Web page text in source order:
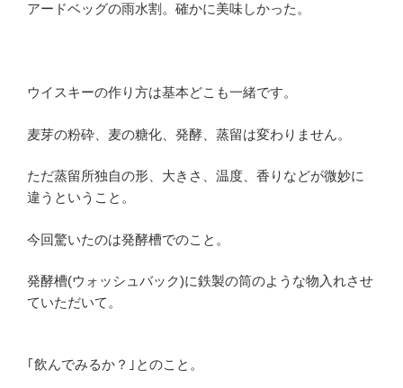
アードベッグの雨水割。確かに美味しかった。
ウイスキーの作り方は基本どこも一緒です。
麦芽の粉砕、麦の糖化、発酵、蒸留は変わりません。
ただ蒸留所独自の形、大きさ、温度、香りなどが微妙に
違うということ。
今回驚いたのは発酵槽でのこと。
発酵槽(ウォッシュバック)に鉄製の筒のような物入れさせ
ていただいて。
｢飲んでみるか？｣とのこと。